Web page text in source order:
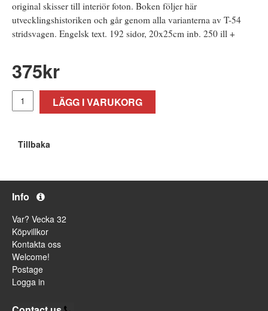
original skisser till interiör foton. Boken följer här
utvecklingshistoriken och går genom alla varianterna av T-54
stridsvagen. Engelsk text. 192 sidor, 20x25cm inb. 250 ill +
375kr
LÄGG I VARUKORG
Tillbaka
Info
Var? Vecka 32
Köpvillkor
Kontakta oss
Welcome!
Postage
Logga in